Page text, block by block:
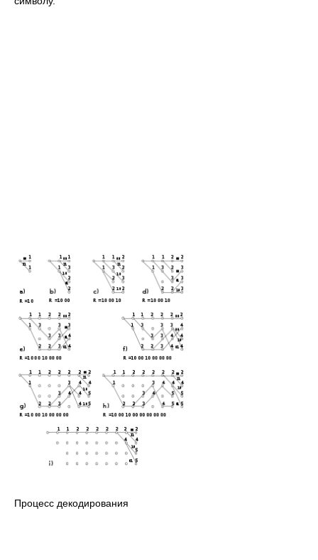
Процесс декодирования